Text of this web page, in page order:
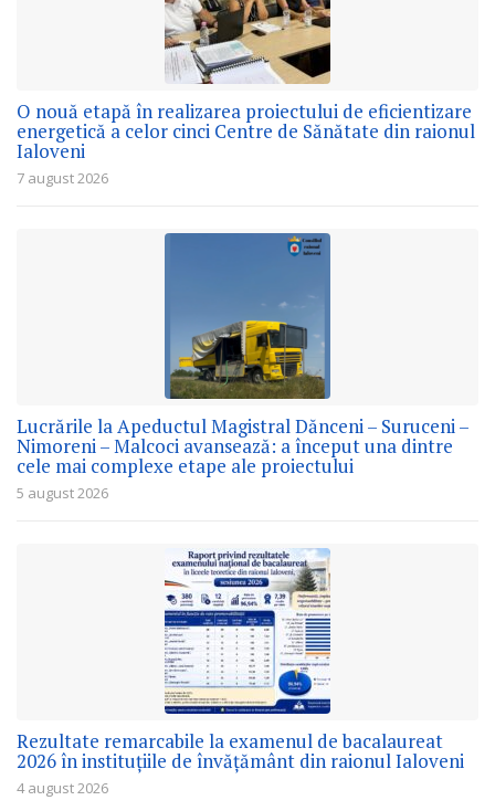
O nouă etapă în realizarea proiectului de eficientizare
energetică a celor cinci Centre de Sănătate din raionul
Ialoveni
7 august 2026
Lucrările la Apeductul Magistral Dănceni – Suruceni –
Nimoreni – Malcoci avansează: a început una dintre
cele mai complexe etape ale proiectului
5 august 2026
Rezultate remarcabile la examenul de bacalaureat
2026 în instituțiile de învățământ din raionul Ialoveni
4 august 2026